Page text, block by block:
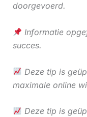
doorgevoerd.
Informatie
succes.
Deze tip is
maximale online
Deze tip is